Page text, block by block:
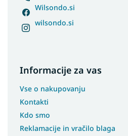
Wilsondo.si
wilsondo.si
Informacije za vas
Vse o nakupovanju
Kontakti
Kdo smo
Reklamacije in vračilo blaga